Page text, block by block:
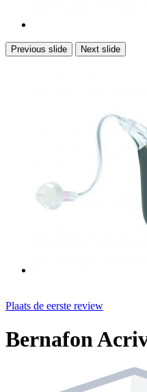
Previous slide Next slide
Plaats de eerste review
Bernafon